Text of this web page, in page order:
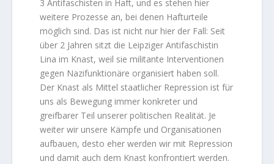
3 Antifaschisten in Haft, und es stehen hier
weitere Prozesse an, bei denen Hafturteile
möglich sind. Das ist nicht nur hier der Fall: Seit
über 2 Jahren sitzt die Leipziger Antifaschistin
Lina im Knast, weil sie militante Interventionen
gegen Nazifunktionäre organisiert haben soll.
Der Knast als Mittel staatlicher Repression ist für
uns als Bewegung immer konkreter und
greifbarer Teil unserer politischen Realität. Je
weiter wir unsere Kämpfe und Organisationen
aufbauen, desto eher werden wir mit Repression
und damit auch dem Knast konfrontiert werden.